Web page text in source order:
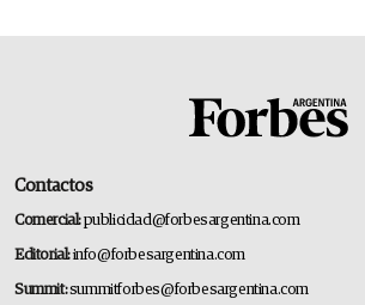
Contactos
Comercial:publicidad@forbesargentina.com
Editorial:info@forbesargentina.com
Summit:summitforbes@forbesargentina.com